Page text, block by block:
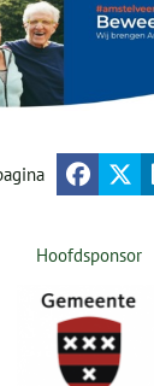
Hoofdsponsor